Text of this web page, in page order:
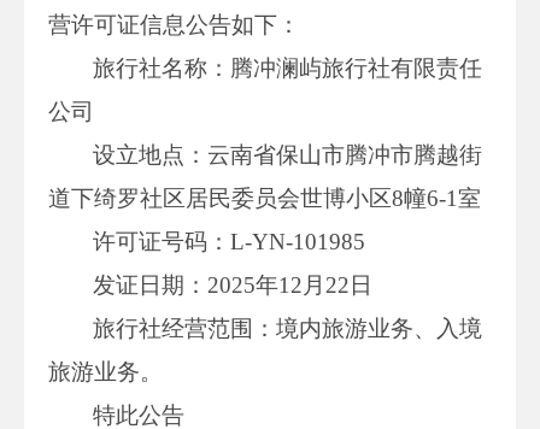
营许可证信息公告如下：
旅行社名称：腾冲澜屿旅行社有限责任
公司
设立地点：云南省保山市腾冲市腾越街
道下绮罗社区居民委员会世博小区8幢6-1室
许可证号码：L-YN-101985
发证日期：2025年12月22日
旅行社经营范围：境内旅游业务、入境
旅游业务。
特此公告